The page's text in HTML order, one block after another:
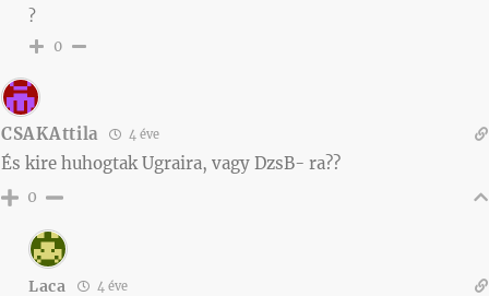
?
0
CSAKAttila 4 éve
És kire huhogtak Ugraira, vagy DzsB- ra??
0
Laca 4 éve